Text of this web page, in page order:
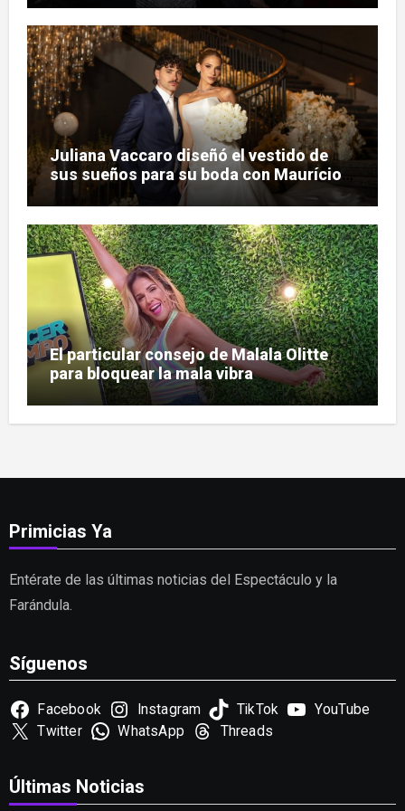
Juliana Vaccaro diseñó el vestido de
sus sueños para su boda con Maurício
Prado
El particular consejo de Malala Olitte
para bloquear la mala vibra
Primicias Ya
Entérate de las últimas noticias del Espectáculo y la
Farándula.
Síguenos
Facebook Instagram TikTok
YouTube
Twitter
WhatsApp Threads
Últimas Noticias